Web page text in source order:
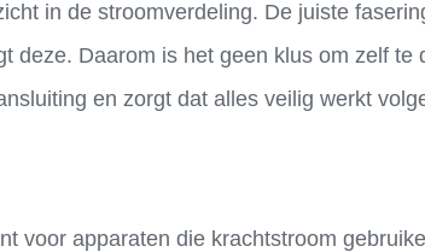
in de stroomverdeling. De juiste
deze. Daarom is het geen klus om zelf te
en zorgt dat alles veilig werkt
voor apparaten die krachtstroom